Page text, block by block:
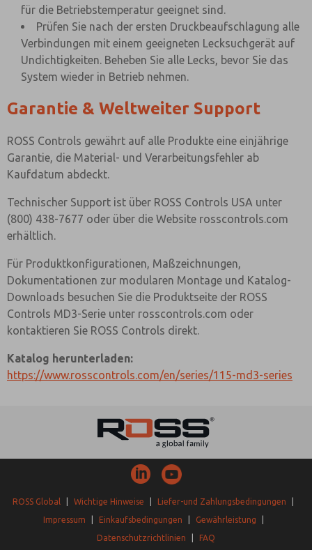
für die Betriebstemperatur geeignet sind.
Prüfen Sie nach der ersten Druckbeaufschlagung alle
Verbindungen mit einem geeigneten Lecksuchgerät auf
Undichtigkeiten. Beheben Sie alle Lecks, bevor Sie das
System wieder in Betrieb nehmen.
Garantie & Weltweiter Support
ROSS Controls gewährt auf alle Produkte eine einjährige
Garantie, die Material- und Verarbeitungsfehler ab
Kaufdatum abdeckt.
Technischer Support ist über ROSS Controls USA unter
(800) 438-7677 oder über die Website rosscontrols.com
erhältlich.
Für Produktkonfigurationen, Maßzeichnungen,
Dokumentationen zur modularen Montage und Katalog-
Downloads besuchen Sie die Produktseite der ROSS
Controls MD3-Serie unter rosscontrols.com oder
kontaktieren Sie ROSS Controls direkt.
Katalog herunterladen:
https://www.rosscontrols.com/en/series/115-md3-series
ROSS Global Wichtige Hinweise Liefer-und Zahlungsbedingungen
Impressum
Einkaufsbedingungen Gewährleistung
Datenschutzrichtlinien
FAQ